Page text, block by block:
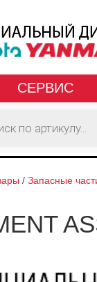
СЕРВИС
/ Запасные